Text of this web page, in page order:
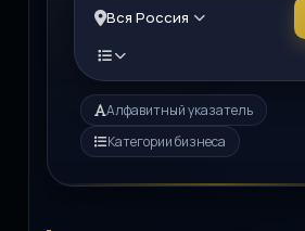
Вся Россия
Алфавитный указатель
Категории бизнеса